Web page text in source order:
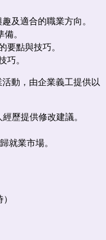
趣及適合的職業方向。
。
點與技巧。
巧。
動，由企業義工提供以
歷提供修改建議。
就業市場。